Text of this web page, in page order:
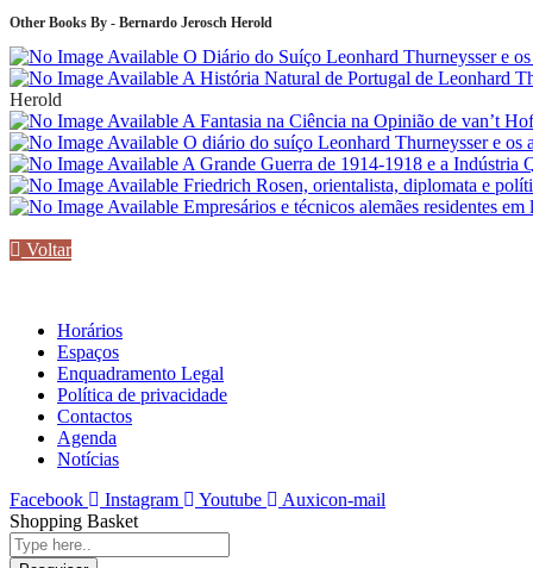
Other Books By - Bernardo Jerosch Herold
O Diário do Suíço Leonhard Thurneysser e
A História Natural de Portugal de Leonhard
Herold
A Fantasia na Ciência na Opinião de van’t
O diário do suíço Leonhard Thurneysser e os
A Grande Guerra de 1914-1918 e a Indústria
Friedrich Rosen, orientalista, diplomata e
Empresários e técnicos alemães residentes
Voltar
Horários
Espaços
Enquadramento Legal
Política de privacidade
Contactos
Agenda
Notícias
Facebook
Instagram Youtube
Auxicon-mail
Shopping Basket